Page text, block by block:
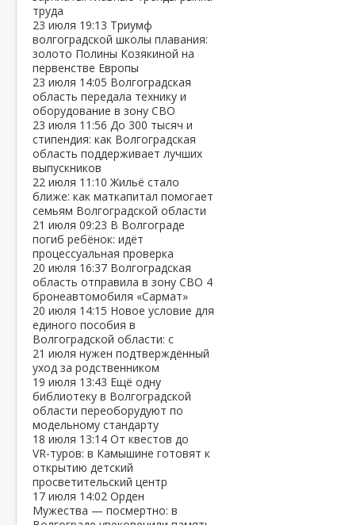
труда
23 июля 19:13 Триумф
волгоградской школы плавания:
золото Полины Козякиной на
первенстве Европы
23 июля 14:05 Волгоградская
область передала технику и
оборудование в зону СВО
23 июля 11:56 До 300 тысяч и
стипендия: как Волгоградская
область поддерживает лучших
выпускников
22 июля 11:10Жильё стало
ближе: как маткапитал помогает
семьям Волгоградской области
21 июля 09:23 В Волгограде
погиб ребёнок: идёт
процессуальная проверка
20 июля 16:37 Волгоградская
область отправила в зону СВО 4
бронеавтомобиля «Сармат»
20 июля 14:15 Новое условие для
единого пособия в
Волгоградской области: с
21 июля нужен подтверждённый
уход за родственником
19 июля 13:43 Ещё одну
библиотеку в Волгоградской
области переоборудуют по
модельному стандарту
18 июля 13:14 От квестов до
VR‑туров: в Камышине готовят к
открытию детский
просветительский центр
17 июля 14:02 Орден
Мужества — посмертно: в